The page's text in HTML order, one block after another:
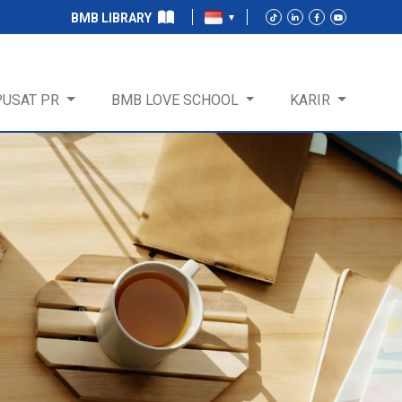
BMB LIBRARY
PR BMB LOVE SCHOOL KARIR